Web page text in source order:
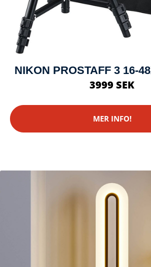
NIKON PROSTAFF 3 16-
3999 SEK
MER INFO!